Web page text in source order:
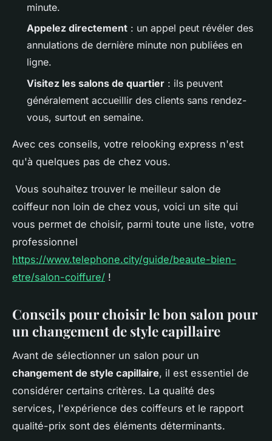
minute.
Appelez directement : un appel peut révéler des
annulations de dernière minute non publiées en
ligne.
Visitez les salons de quartier : ils peuvent
généralement accueillir des clients sans rendez-
vous, surtout en semaine.
Avec ces conseils, votre relooking express n'est
qu'à quelques pas de chez vous.
Vous souhaitez trouver le meilleur salon de
coiffeur non loin de chez vous, voici un site qui
vous permet de choisir, parmi toute une liste, votre
professionnel
https://www.telephone.city/guide/beaute-bien-
etre/salon-coiffure/ !
Conseils pour choisir le bon salon pour
un changement de style capillaire
Avant de sélectionner un salon pour un
changement de style capillaire, il est essentiel de
considérer certains critères. La qualité des
services, l'expérience des coiffeurs et le rapport
qualité-prix sont des éléments déterminants.